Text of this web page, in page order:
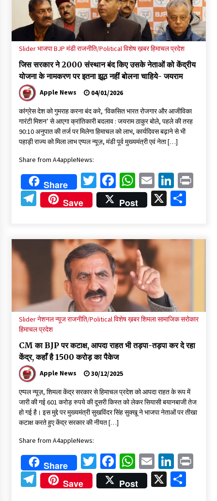
मिलने पर राजस्व मंत्री ने जताई नाराजगी
09/08/2026
सुक्खू का गवर्नेंस मॉडल केवल ‘तालाबंदी’ पर आधारित- जयराम ठाकुर
5 किलो अफीम डोडा/पोस्त बरामदगी मामले में कुल्लू सैंज से मुख्य सप्लायर
09/08/2026
सुधीर शर्मा अपनी बोल-वाणी सुधारें, हिमाचली संस्कृति के अनुरूप करें भाषा का
प्रयोग- राजेश धर्माणी
हिमाचल सरकार मछुआरों को नावों और मछली पकड़ने के उपकरणों पर डे रही
70 से 90% तक सब्सिडी
08/08/2026
08/08/2026
चंबा में बड़ा बस सड़क हादसा, 3 की मौत कई गंभीर घायल, बैरागढ़ से चंबा आ
रही थी निजी बस शर्मा कोच
08/08/2026
चौपाल विधायक पर BDC सदस्य राजेश रढाइक का तीखा हमला, मांगा
इस्तीफा
हमीरपुर के बड़सर में मनाया जाएगा राज्यस्तरीय स्वतंत्रता दिवस समारोह, CM
सुक्खू करेंगे ध्वजारोहण
07/08/2026
वन विभाग के एक हजार खिलाड़ी रामपुर में दिखाएंगे जौहर, 11 से 13 सितंबर
तक आयोजित होगी 27वीं वार्षिक खेलकूद प्रतियोगिता
07/08/2026
Sliderभाजपा BJP मंडीराजनीति/Politicalविशेष ख़बरहिमाचल प्रदेश
जिस सरकार ने 2000 संस्थान बंद किए उसके नेताओं को केंद्रीय
योजना के नामकरण पर इतना झूठ नहीं बोलना चाहिये- जयराम
Apple News 04/01/2026
कांग्रेस देश को गुमराह करना बंद करे, ‘विकसित भारत रोजगार और आजीविका
गारंटी मिशन’ से आएगा क्रांतिकारी बदलाव : जयराम ठाकुर बोले, पहले की तरह
90:10 अनुपात की तर्ज पर मिलेगा हिमाचल को लाभ, कार्यदिवस बढ़ाने से भी
पहाड़ी राज्य को मिला लाभ एप्पल न्यूज़, मंडी पूर्व मुख्यमंत्री एवं नेता […]
Share from A4appleNews:
Share Twitter
Facebook
WhatsApp
Email
Telegram
Save Post X
Sliderनेशनल न्यूजराजनीति/Politicalविशेष ख़बरशिमलासामाजिक सरोकार
हिमाचल प्रदेश
CM का BJP पर कटाक्ष, आपदा राहत भी तड़पा-तड़पा कर दे रहा
केंद्र, कहाँ है 1500 करोड़ का पैकेज
Apple News 30/12/2025
एप्पल न्यूज़, शिमला केंद्र सरकार से हिमाचल प्रदेश को आपदा राहत के रूप में
जारी की गई 601 करोड़ रुपये की दूसरी किस्त को लेकर सियासी बयानबाजी तेज
हो गई है। इस मुद्दे पर मुख्यमंत्री सुखविंदर सिंह सुक्खू ने भाजपा नेताओं पर तीखा
कटाक्ष करते हुए केंद्र सरकार की नीयत […]
Share from A4appleNews:
Share Twitter
Facebook
WhatsApp
Email
Telegram
Save Post X